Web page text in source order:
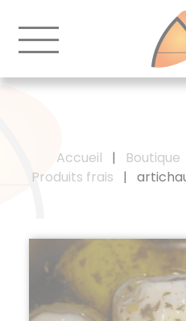
Accueil | Boutique
Produits frais
|